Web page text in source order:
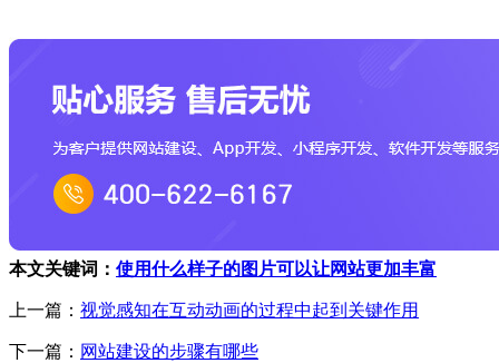
本文关键词： 使用什么样子的图片可以让网站更加丰富
上一篇： 视觉感知在互动动画的过程中起到关键作用
下一篇： 网站建设的步骤有哪些